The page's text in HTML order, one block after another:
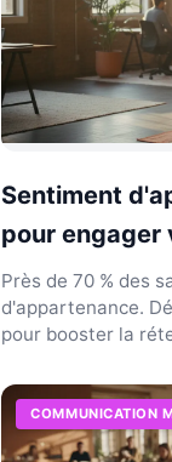
Sentiment
pour engager
Près de 70 % des
d'appartenance.
pour booster la
COMMUNICATION